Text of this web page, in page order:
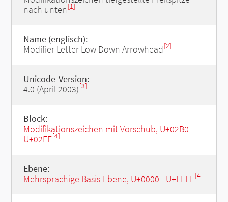
nach unten [1]
Name (englisch):
Modifier Letter Low Down Arrowhead[2]
Unicode-Version:
4.0 (April 2003)[3]
Block:
Modifikationszeichen mit Vorschub, U+02B0 -
U+02FF[4]
Ebene:
Mehrsprachige Basis-Ebene, U+0000 - U+FFFF[4]